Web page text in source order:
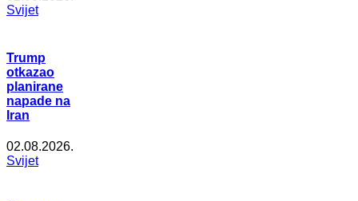
Svijet
Trump
otkazao
planirane
napade na
Iran
02.08.2026.
Svijet